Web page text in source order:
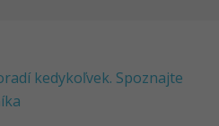
kedykoľvek. Spoznajte